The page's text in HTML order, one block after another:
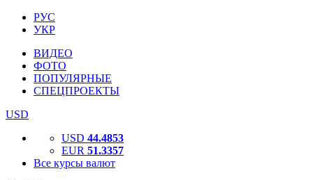
РУС
УКР
ВИДЕО
ФОТО
ПОПУЛЯРНЫЕ
СПЕЦПРОЕКТЫ
USD
USD 44.4853
EUR 51.3357
Все курсы валют